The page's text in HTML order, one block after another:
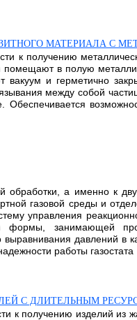
МАТЕРИАЛА С
к получению
в полую
и герметично
между собой
обработки, а именно к
газовой среды и
управления
формы, занимающей
давлений в
работы
С ДЛИТЕЛЬНЫМ
к получению изделий